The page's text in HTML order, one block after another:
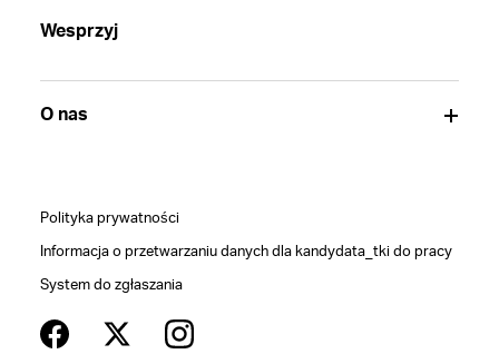
Wesprzyj
O nas
Polityka prywatności
Informacja o przetwarzaniu danych dla kandydata_tki do pracy
System do zgłaszania